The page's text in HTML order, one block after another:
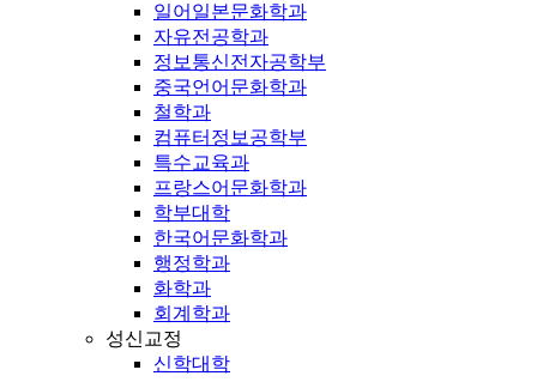
일어일본문화학과
자유전공학과
정보통신전자공학부
중국언어문화학과
철학과
컴퓨터정보공학부
특수교육과
프랑스어문화학과
학부대학
한국어문화학과
행정학과
화학과
회계학과
성신교정
신학대학